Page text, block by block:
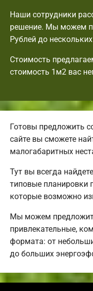
Наши сотрудники
решение. Мы можем
Рублей до
Стоимость
стоимость 1м2 вас
Готовы предложить
сайте вы сможете
малогабаритных
Тут вы всегда
типовые планировки
которые возможно
Мы можем
привлекательные,
формата: от
до больших